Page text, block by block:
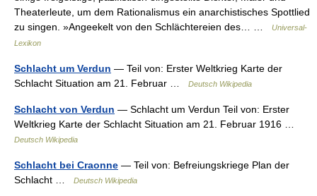
Theaterleute, um dem Rationalismus ein anarchistisches Spottlied
zu singen. »Angeekelt von den Schlächtereien des… …
Universal-
Lexikon
Schlacht um Verdun — Teil von: Erster Weltkrieg Karte der
Schlacht Situation am 21. Februar …
Deutsch Wikipedia
Schlacht von Verdun — Schlacht um Verdun Teil von: Erster
Weltkrieg Karte der Schlacht Situation am 21. Februar 1916 …
Deutsch Wikipedia
Schlacht bei Craonne — Teil von: Befreiungskriege Plan der
Schlacht …
Deutsch Wikipedia